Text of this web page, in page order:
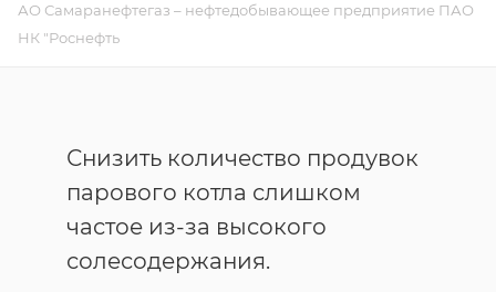
АО Самаранефтегаз – нефтедобывающее предприятие ПАО
НК "Роснефть
Снизить количество продувок
парового котла слишком
частое из-за высокого
солесодержания.